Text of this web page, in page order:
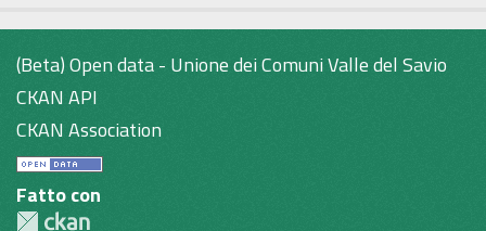
(Beta) Open data - Unione dei Comuni Valle del Savio
CKAN API
CKAN Association
Fatto con